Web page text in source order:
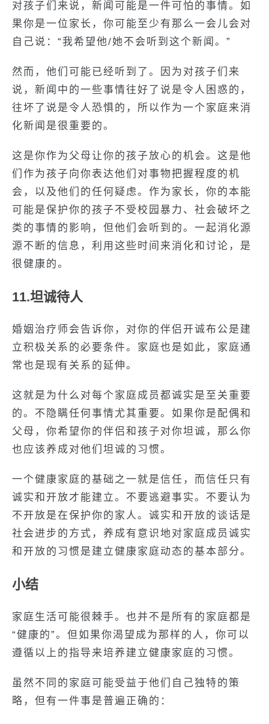
对孩子们来说，新闻可能是一件可怕的事情。如
果你是一位家长，你可能至少有那么一会儿会对
自己说：“我希望他/她不会听到这个新闻。”
然而，他们可能已经听到了。因为对孩子们来
说，新闻中的一些事情往好了说是令人困惑的，
往坏了说是令人恐惧的，所以作为一个家庭来消
化新闻是很重要的。
这是你作为父母让你的孩子放心的机会。这是他
们作为孩子向你表达他们对事物把握程度的机
会，以及他们的任何疑虑。作为家长，你的本能
可能是保护你的孩子不受校园暴力、社会破坏之
类的事情的影响，但他们会听到的。一起消化源
源不断的信息，利用这些时间来消化和讨论，是
很健康的。
11.坦诚待人
婚姻治疗师会告诉你，对你的伴侣开诚布公是建
立积极关系的必要条件。家庭也是如此，家庭通
常也是现有关系的延伸。
这就是为什么对每个家庭成员都诚实是至关重要
的。不隐瞒任何事情尤其重要。如果你是配偶和
父母，你希望你的伴侣和孩子对你坦诚，那么你
也应该养成对他们坦诚的习惯。
一个健康家庭的基础之一就是信任，而信任只有
诚实和开放才能建立。不要逃避事实。不要认为
不开放是在保护你的家人。诚实和开放的谈话是
社会进步的方式，养成有意识地对家庭成员诚实
和开放的习惯是建立健康家庭动态的基本部分。
小结
家庭生活可能很棘手。也并不是所有的家庭都是
“健康的”。但如果你渴望成为那样的人，你可以
遵循以上的指导来培养建立健康家庭的习惯。
虽然不同的家庭可能受益于他们自己独特的策
略，但有一件事是普遍正确的：